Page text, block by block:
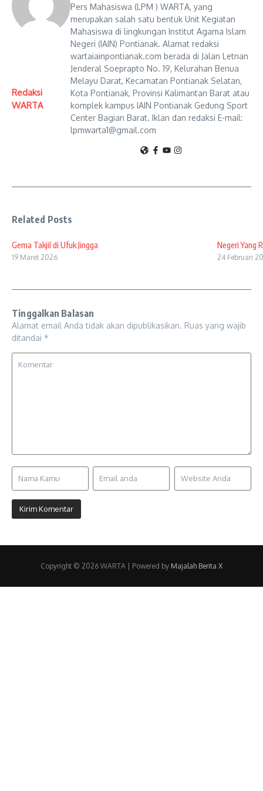
Redaksi
WARTA
Pers Mahasiswa (LPM ) WARTA, yang
merupakan salah satu bentuk Unit Kegiatan
Mahasiswa di lingkungan Institut Agama Islam
Negeri (IAIN) Pontianak. Alamat redaksi
wartaiainpontianak.com berada di Jalan Letnan
Jenderal Soeprapto No. 19, Kelurahan Benua
Melayu Darat, Kecamatan Pontianak Selatan,
Kota Pontianak, Provinsi Kalimantan Barat atau
komplek kampus IAIN Pontianak Gedung Sport
Center Bagian Barat. Iklan dan redaksi E-mail:
lpmwarta1@gmail.com
Related Posts
Gema Takjil di Ufuk Jingga
19 Maret 2026
Negeri Yang
24 Februari
Tinggalkan Balasan
Alamat email Anda tidak akan dipublikasikan. Ruas yang wajib
ditandai *
Copyright © 2026 WARTA | Powered by Majalah Berita X